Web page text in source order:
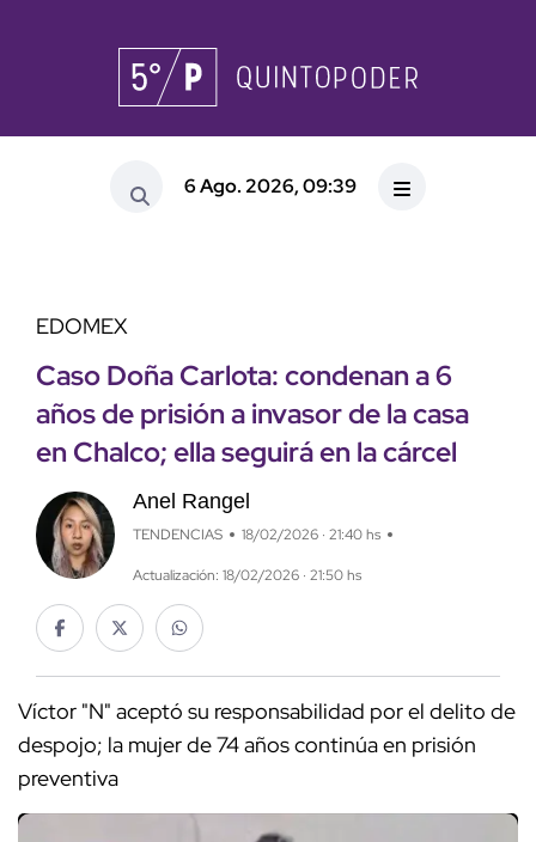
6 Ago. 2026, 09:39
EDOMEX
Caso Doña Carlota: condenan a 6
años de prisión a invasor de la casa
en Chalco; ella seguirá en la cárcel
Anel Rangel
TENDENCIAS 18/02/2026 · 21:40 hs
Actualización: 18/02/2026 · 21:50 hs
Víctor "N" aceptó su responsabilidad por el delito de
despojo; la mujer de 74 años continúa en prisión
preventiva